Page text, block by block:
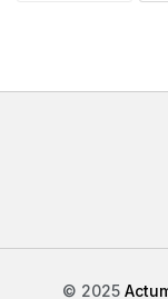
© 2025